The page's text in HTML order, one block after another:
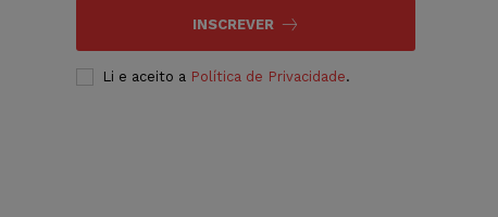
INSCREVER
Li e aceito a Política de Privacidade.